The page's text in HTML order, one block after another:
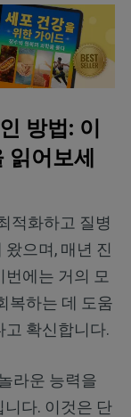
방법: 이
어보세
적화하고 질병
으며, 매년 진
에는 거의 모
복하는 데 도움
고 확신합니다.
라운 능력을
다. 이것은 단